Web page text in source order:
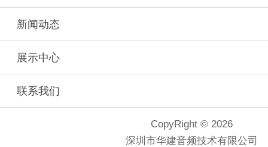
新闻动态
展示中心
联系我们
CopyRight © 2026
深圳市华建音频技术有限公司